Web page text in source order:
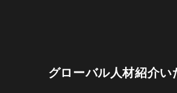
グローバル人材紹介い